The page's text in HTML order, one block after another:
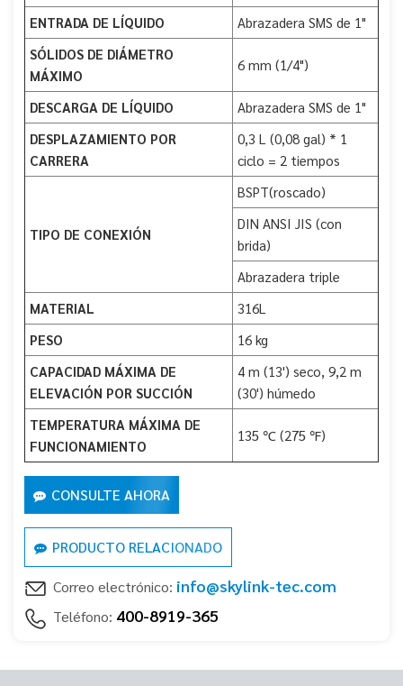
ENTRADA DE LÍQUIDO
Abrazadera SMS de 1"
SÓLIDOS DE DIÁMETRO
MÁXIMO
6 mm (1/4")
DESCARGA DE LÍQUIDO
Abrazadera SMS de 1"
DESPLAZAMIENTO POR
CARRERA
0,3 L (0,08 gal) * 1
ciclo = 2 tiempos
TIPO DE CONEXIÓN
BSPT(roscado)
DIN ANSI JIS (con
brida)
Abrazadera triple
MATERIAL
316L
PESO
16 kg
CAPACIDAD MÁXIMA DE
ELEVACIÓN POR SUCCIÓN
4 m (13') seco, 9,2 m
(30') húmedo
TEMPERATURA MÁXIMA DE
FUNCIONAMIENTO
135 ℃ (275 ℉)
CONSULTE AHORA
PRODUCTO RELACIONADO
Correo electrónico: info@skylink-tec.com
Teléfono: 400-8919-365